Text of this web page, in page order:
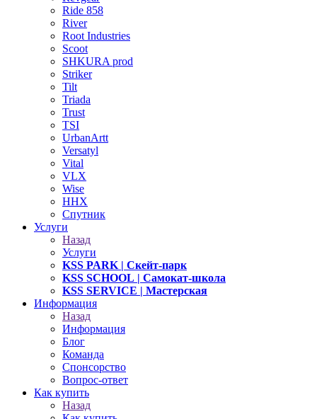
Ride 858
River
Root Industries
Scoot
SHKURA рrоd
Striker
Tilt
Triada
Trust
TSI
UrbanArtt
Versatyl
Vital
VLX
Wise
ННХ
Спутник
Услуги
Назад
Услуги
KSS PARK | Скейт-парк
KSS SCHOOL | Самокат-школа
KSS SERVICE | Мастерская
Информация
Назад
Информация
Блог
Команда
Спонсорство
Вопрос-ответ
Как купить
Назад